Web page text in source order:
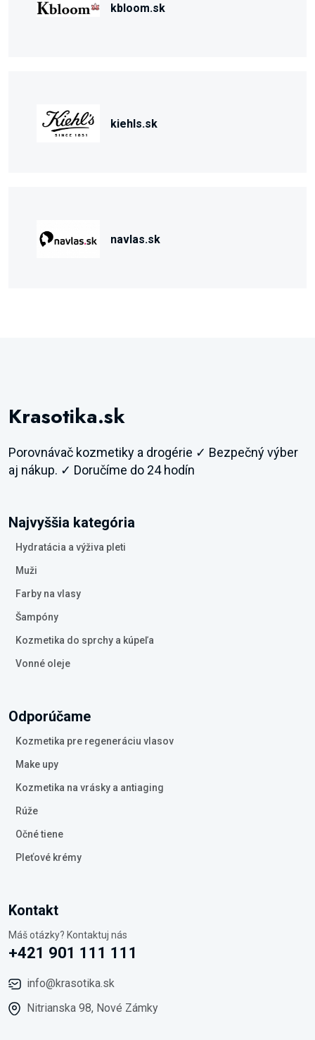
kbloom.sk
kiehls.sk
navlas.sk
Krasotika.sk
Porovnávač kozmetiky a drogérie ✓ Bezpečný výber
aj nákup. ✓ Doručíme do 24 hodín
Najvyššia kategória
Hydratácia a výživa pleti
Muži
Farby na vlasy
Šampóny
Kozmetika do sprchy a kúpeľa
Vonné oleje
Odporúčame
Kozmetika pre regeneráciu vlasov
Make upy
Kozmetika na vrásky a antiaging
Rúže
Očné tiene
Pleťové krémy
Kontakt
Máš otázky? Kontaktuj nás
+421 901 111 111
info@krasotika.sk
Nitrianska 98, Nové Zámky